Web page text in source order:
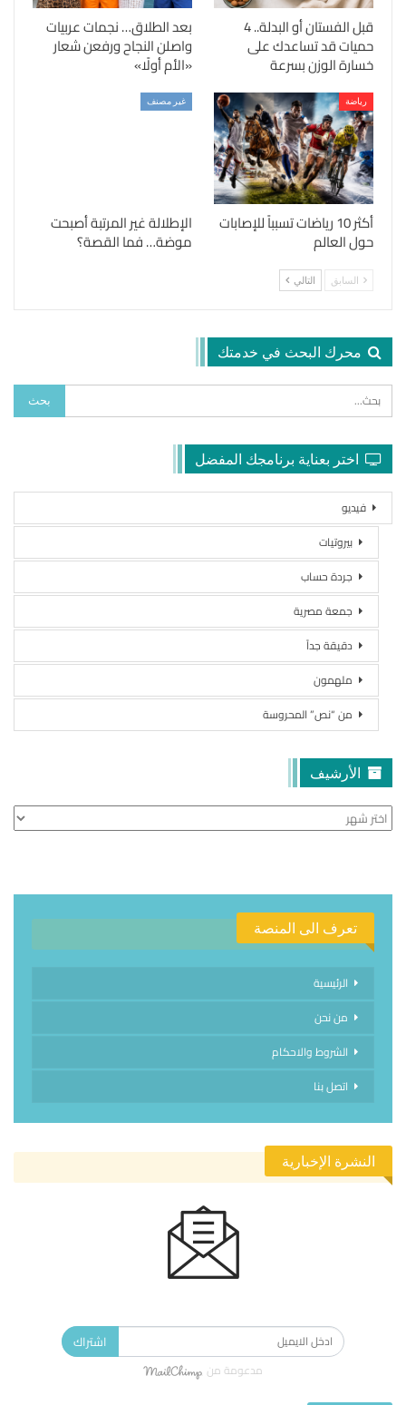
قبل الفستان أو البدلة.. 4
حميات قد تساعدك على
خسارة الوزن بسرعة
بعد الطلاق… نجمات عربيات
واصلن النجاح ورفعن شعار
«الأم أولًا»
رياضة
أكثر 10 رياضات تسبباً للإصابات
حول العالم
غير مصنف
الإطلالة غير المرتبة أصبحت
موضة… فما القصة؟
السابق التالي
محرك البحث في خدمتك
اختر بعناية برنامجك المفضل
فيديو
بيروتيات
جردة حساب
جمعة مصرية
دقيقة جداً
ملهمون
من “نص” المحروسة
الأرشيف
الأرشيف
تعرف الى المنصة
الرئيسية
من نحن
الشروط والاحكام
اتصل بنا
النشرة الإخبارية
اشتراك
مدعومة من